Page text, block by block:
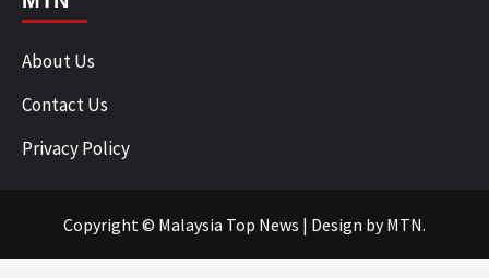
About Us
Contact Us
Privacy Policy
Copyright © Malaysia Top News | Design by MTN.